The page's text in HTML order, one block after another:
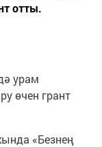
отты.
урам
өчен грант
«Безнең